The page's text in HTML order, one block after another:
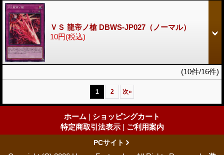
ＶＳ 龍帝ノ槍 DBWS-JP027（ノーマル）
10円(税込)
(10件/16件)
1 2 次»
ホーム | ショッピングカート
特定商取引法表示 | ご利用案内
PCサイト